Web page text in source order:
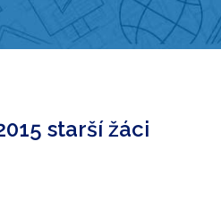
starší žáci